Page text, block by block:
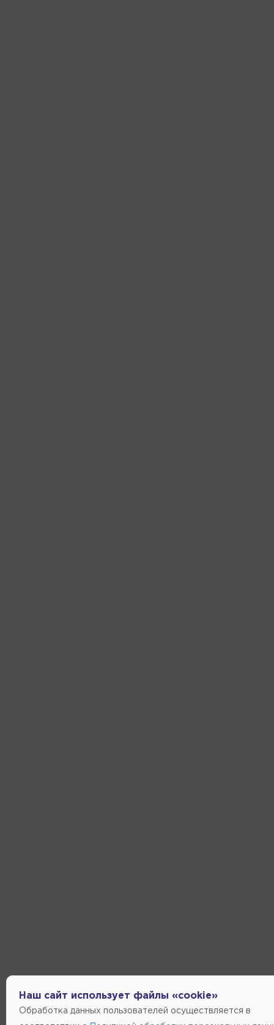
Наш сайт использует файлы «cookie»
Обработка данных пользователей осуществляется в